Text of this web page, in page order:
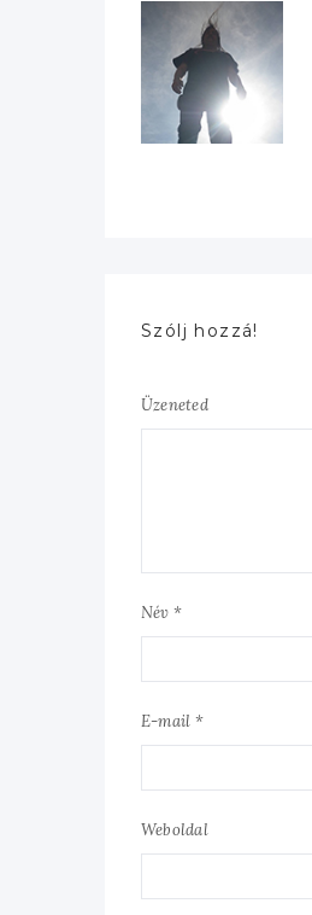
Szólj hozzá!
Üzeneted
Név *
E-mail *
Weboldal